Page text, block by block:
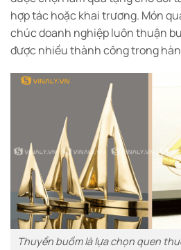
hợp tác hoặc khai trương. Món
chúc doanh nghiệp luôn thuận
được nhiều thành công trong
Thuyền buồm là lựa chọn quen